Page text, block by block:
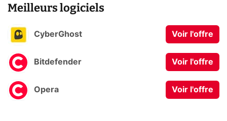
Meilleurs logiciels
CyberGhost Voir l'offre
Bitdefender Voir l'offre
Opera Voir l'offre